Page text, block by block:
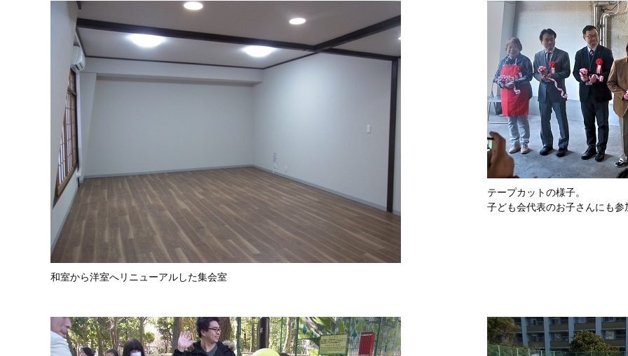
和室から洋室へリニューアルした集会室
テープカットの様子。
子ども会代表のお子さんにも